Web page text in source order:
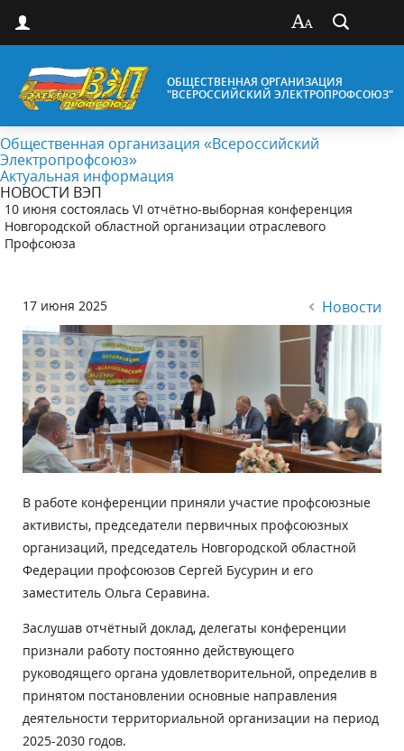
ОБЩЕСТВЕННАЯ ОРГАНИЗАЦИЯ
"ВСЕРОССИЙСКИЙ ЭЛЕКТРОПРОФСОЮЗ"
Общественная организация «Всероссийский
Электропрофсоюз»
Актуальная информация
НОВОСТИ ВЭП
10 июня состоялась VI отчётно-выборная конференция
Новгородской областной организации отраслевого
Профсоюза
17 июня 2025 Новости
В работе конференции приняли участие профсоюзные
активисты, председатели первичных профсоюзных
организаций, председатель Новгородской областной
Федерации профсоюзов Сергей Бусурин и его
заместитель Ольга Серавина.
Заслушав отчётный доклад, делегаты конференции
признали работу постоянно действующего
руководящего органа удовлетворительной, определив в
принятом постановлении основные направления
деятельности территориальной организации на период
2025-2030 годов.